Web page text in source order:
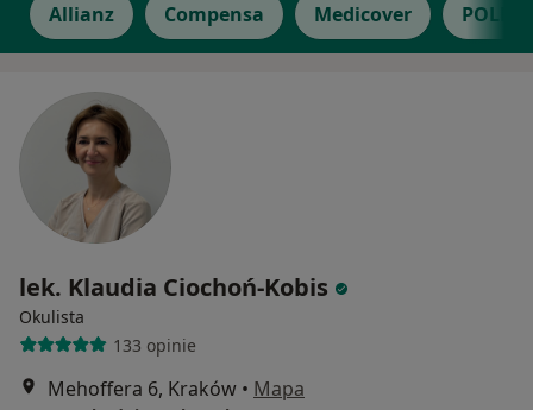
Allianz Compensa Medicover
lek. Klaudia Ciochoń-Kobis
Okulista
133 opinie
Mehoffera 6, Kraków • Mapa